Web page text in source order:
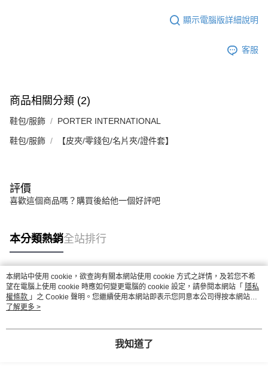
顯示電腦版詳細說明
客服
商品相關分類 (2)
鞋包/服飾 PORTER INTERNATIONAL
鞋包/服飾 【皮夾/零錢包/名片夾/證件套】
評價
喜歡這個商品嗎？購買後給他一個好評吧
本分類熱銷全站排行
熱門標籤
本網站中使用 cookie，欲查詢有關本網站使用 cookie 方式之詳情，及若您不希
望在電腦上使用 cookie 時應如何變更電腦的 cookie 設定，請參閱本網站「 隱私
權條款 」之 Cookie 聲明。您繼續使用本網站即表示您同意本公司得按本網站使
用條款之 Cookie 聲明使用 cookie。
了解更多 >
我知道了